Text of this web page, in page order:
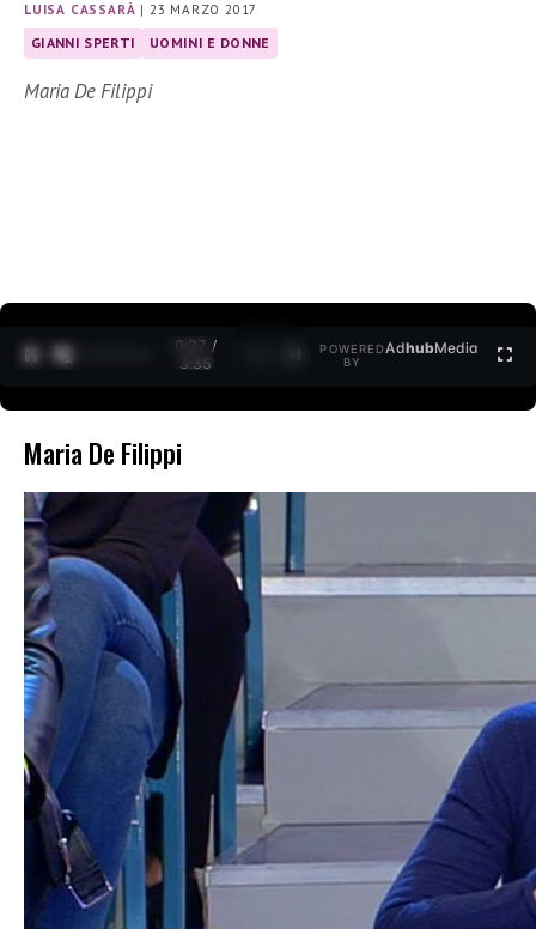
LUISA CASSARÀ | 23 MARZO 2017
GIANNI SPERTI UOMINI E DONNE
Maria De Filippi
0:27 /
3:35
POWERED
BY
AdhubMedia
Maria De Filippi